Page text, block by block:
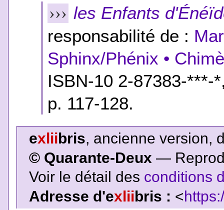
››› les Enfants
responsabilité de :
Sphinx/Phénix •
ISBN-10 2-87383-***-*
p. 117-128.
exliibris, ancienne version,
© Quarante-Deux —
Voir le détail des conditions
Adresse d'exlii bris : <